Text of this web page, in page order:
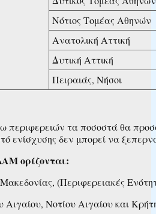
Νότιος Τομέας Αθηνών
Ανατολική Αττική
Δυτική Αττική
Πειραιάς, Νήσοι
περιφερειών τα ποσοστά θα
ενίσχυσης δεν μπορεί να
ορίζονται:
(Περιφερειακές
Αιγαίου, Νοτίου Αιγαίου και